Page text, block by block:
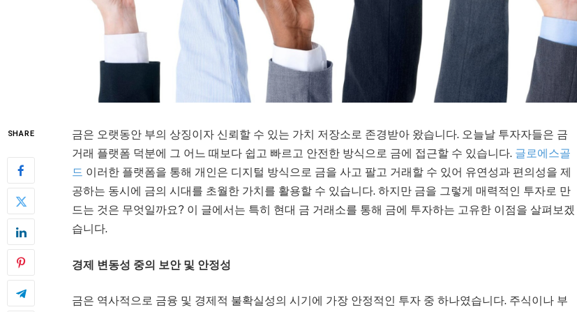
SHARE
금은 오랫동안 부의 상징이자 신뢰할 수 있는 가치 저장소로 존경받아 왔습니다. 오늘날 투자자들은 금
거래 플랫폼 덕분에 그 어느 때보다 쉽고 빠르고 안전한 방식으로 금에 접근할 수 있습니다. 글로에스골
드 이러한 플랫폼을 통해 개인은 디지털 방식으로 금을 사고 팔고 거래할 수 있어 유연성과 편의성을 제
공하는 동시에 금의 시대를 초월한 가치를 활용할 수 있습니다. 하지만 금을 그렇게 매력적인 투자로 만
드는 것은 무엇일까요? 이 글에서는 특히 현대 금 거래소를 통해 금에 투자하는 고유한 이점을 살펴보겠
습니다.
경제 변동성 중의 보안 및 안정성
금은 역사적으로 금융 및 경제적 불확실성의 시기에 가장 안정적인 투자 중 하나였습니다. 주식이나 부